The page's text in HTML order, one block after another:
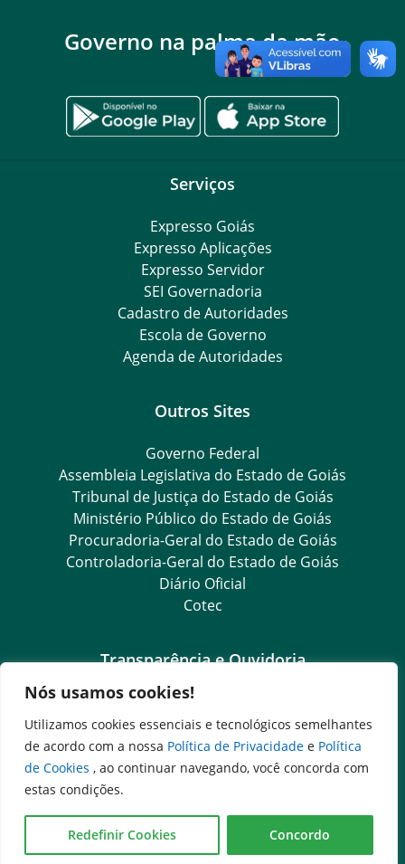
Nós usamos cookies!
Utilizamos cookies essenciais e tecnológicos semelhantes
de acordo com a nossa Política de Privacidade e Política
de Cookies , ao continuar navegando, você concorda com
estas condições.
Redefinir Cookies Concordo
Governo na palma da mão
Serviços
Expresso Goiás
Expresso Aplicações
Expresso Servidor
SEI Governadoria
Cadastro de Autoridades
Escola de Governo
Agenda de Autoridades
Outros Sites
Governo Federal
Assembleia Legislativa do Estado de Goiás
Tribunal de Justiça do Estado de Goiás
Ministério Público do Estado de Goiás
Procuradoria-Geral do Estado de Goiás
Controladoria-Geral do Estado de Goiás
Diário Oficial
Cotec
Transparência e Ouvidoria
LGPD
Goiás Transparência
Dados Abertos Goiás
Ouvidoria Setorial
SIC – Serviço de Informação ao Cidadão
e-SIC – Serviço Eletrônico de Informação ao Cidadão
Ouvidoria Setorial (Presencial)